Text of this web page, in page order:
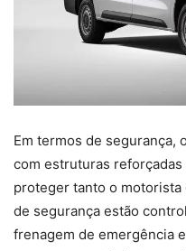
Em termos de segurança,
com estruturas
proteger tanto o motorista
de segurança estão
frenagem de emergência